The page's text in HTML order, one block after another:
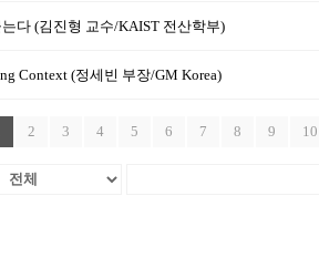
다 (김진형 교수/KAIST 전산학부)
Context (정세빈 부장/GM Korea)
2 3 4 5 6 7 8 9 10